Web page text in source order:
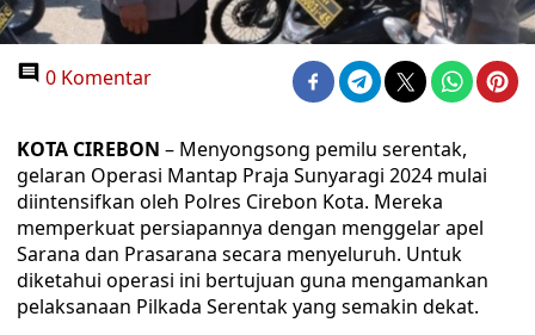
0 Komentar
KOTA CIREBON – Menyongsong pemilu serentak,
gelaran Operasi Mantap Praja Sunyaragi 2024 mulai
diintensifkan oleh Polres Cirebon Kota. Mereka
memperkuat persiapannya dengan menggelar apel
Sarana dan Prasarana secara menyeluruh. Untuk
diketahui operasi ini bertujuan guna mengamankan
pelaksanaan Pilkada Serentak yang semakin dekat.